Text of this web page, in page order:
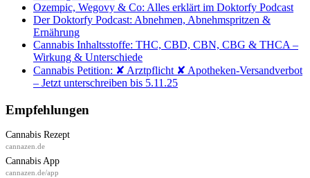
Ozempic, Wegovy & Co: Alles erklärt im Doktorfy Podcast
Der Doktorfy Podcast: Abnehmen, Abnehmspritzen &
Ernährung
Cannabis Inhaltsstoffe: THC, CBD, CBN, CBG & THCA –
Wirkung & Unterschiede
Cannabis Petition: ✘ Arztpflicht ✘ Apotheken-Versandverbot
– Jetzt unterschreiben bis 5.11.25
Empfehlungen
Cannabis Rezept
cannazen.de
Cannabis App
cannazen.de/app